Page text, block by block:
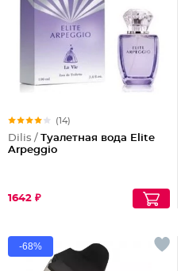
(14)
Dilis / Туалетная вода Elite
Arpeggio
1642 ₽
-68%